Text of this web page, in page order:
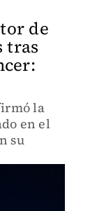
de
tras
la
en el
su